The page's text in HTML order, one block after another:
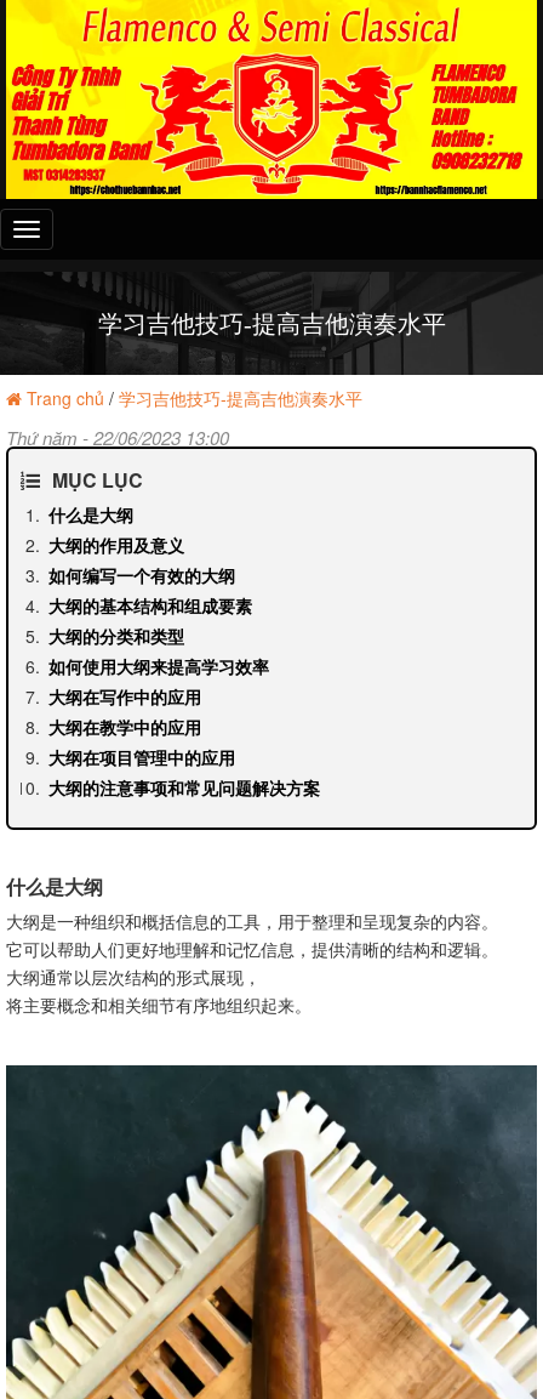
Đây
là
menu
学习吉他技巧-提高吉他演奏水平
Trang chủ / 学习吉他技巧-提高吉他演奏水平
Thứ năm - 22/06/2023 13:00
MỤC LỤC
什么是大纲
大纲的作用及意义
如何编写一个有效的大纲
大纲的基本结构和组成要素
大纲的分类和类型
如何使用大纲来提高学习效率
大纲在写作中的应用
大纲在教学中的应用
大纲在项目管理中的应用
大纲的注意事项和常见问题解决方案
什么是大纲
大纲是一种组织和概括信息的工具，用于整理和呈现复杂的内容。
它可以帮助人们更好地理解和记忆信息，提供清晰的结构和逻辑。
大纲通常以层次结构的形式展现，
将主要概念和相关细节有序地组织起来。